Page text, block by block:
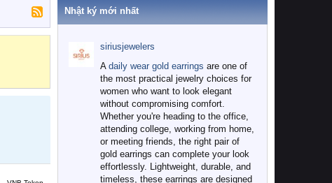
Nhật ký mới nhất
siriusjewelers
A daily wear gold earrings are one of
the most practical jewelry choices for
women who want to look elegant
without compromising comfort.
Whether you're heading to the office,
attending college, working from home,
or meeting friends, the right pair of
gold earrings can complete your look
effortlessly. Lightweight, durable, and
timeless, these earrings are designed